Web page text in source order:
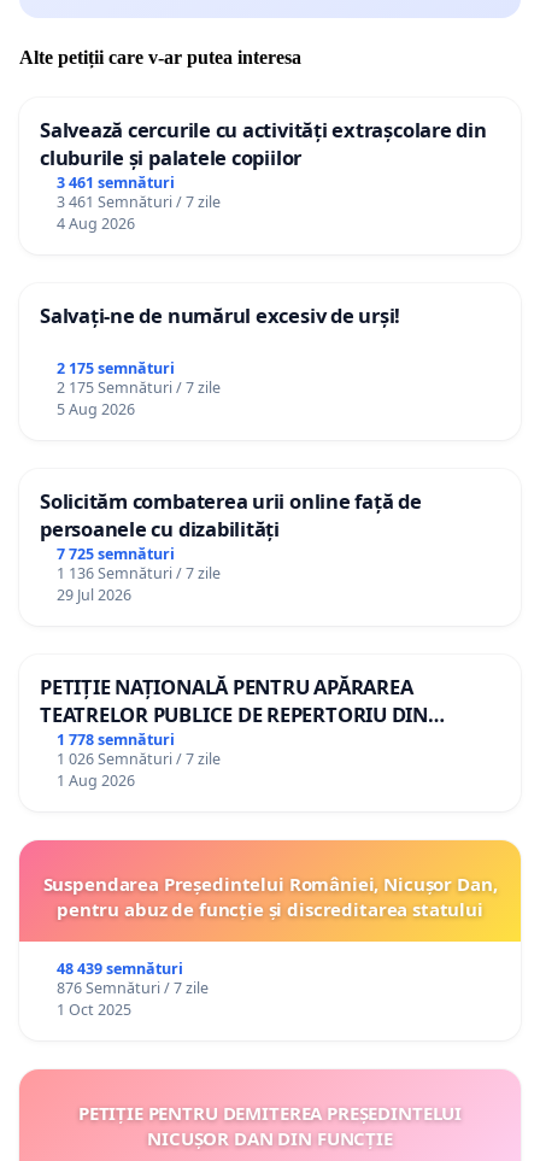
Alte petiții care v-ar putea interesa
Salvează cercurile cu activități extrașcolare din
cluburile și palatele copiilor
3 461 semnături
3 461 Semnături / 7 zile
4 Aug 2026
Salvați-ne de numărul excesiv de urși!
2 175 semnături
2 175 Semnături / 7 zile
5 Aug 2026
Solicităm combaterea urii online față de
persoanele cu dizabilități
7 725 semnături
1 136 Semnături / 7 zile
29 Jul 2026
PETIȚIE NAȚIONALĂ PENTRU APĂRAREA
TEATRELOR PUBLICE DE REPERTORIU DIN
ROMÂNIA
1 778 semnături
1 026 Semnături / 7 zile
1 Aug 2026
Suspendarea Președintelui României, Nicușor Dan,
pentru abuz de funcție și discreditarea statului
48 439 semnături
876 Semnături / 7 zile
1 Oct 2025
PETIȚIE PENTRU DEMITEREA PREȘEDINTELUI
NICUȘOR DAN DIN FUNCȚIE